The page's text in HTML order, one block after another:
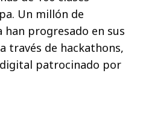
Un millón de
progresado en sus
través de hackathons,
patrocinado por